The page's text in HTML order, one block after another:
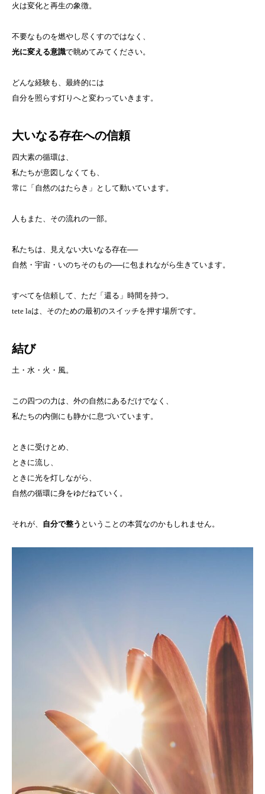
火は変化と再生の象徴。
不要なものを燃やし尽くすのではなく、
光に変える意識で眺めてみてください。
どんな経験も、最終的には
自分を照らす灯りへと変わっていきます。
大いなる存在への信頼
四大素の循環は、
私たちが意図しなくても、
常に「自然のはたらき」として動いています。
人もまた、その流れの一部。
私たちは、見えない大いなる存在──
自然・宇宙・いのちそのもの──に包まれながら生きています。
すべてを信頼して、ただ「還る」時間を持つ。
tete laは、そのための最初のスイッチを押す場所です。
結び
土・水・火・風。
この四つの力は、外の自然にあるだけでなく、
私たちの内側にも静かに息づいています。
ときに受けとめ、
ときに流し、
ときに光を灯しながら、
自然の循環に身をゆだねていく。
それが、 自分で整う ということの本質なのかもしれません。